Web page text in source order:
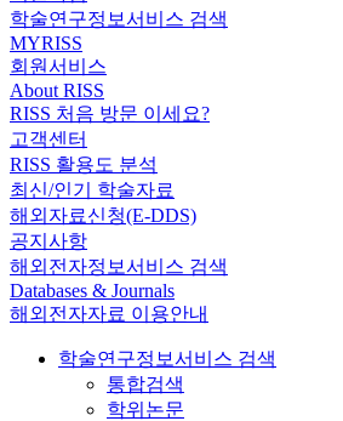
학술연구정보서비스 검색
MYRISS
회원서비스
About RISS
RISS 처음 방문 이세요?
고객센터
RISS 활용도 분석
최신/인기 학술자료
해외자료신청(E-DDS)
공지사항
해외전자정보서비스 검색
Databases & Journals
해외전자자료 이용안내
학술연구정보서비스 검색
통합검색
학위논문